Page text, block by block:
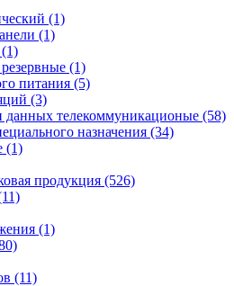
(1)
(1)
(1)
питания (5)
(3)
данных телекоммуникационые (58)
назначения (34)
(1)
продукция (526)
(1)
(11)